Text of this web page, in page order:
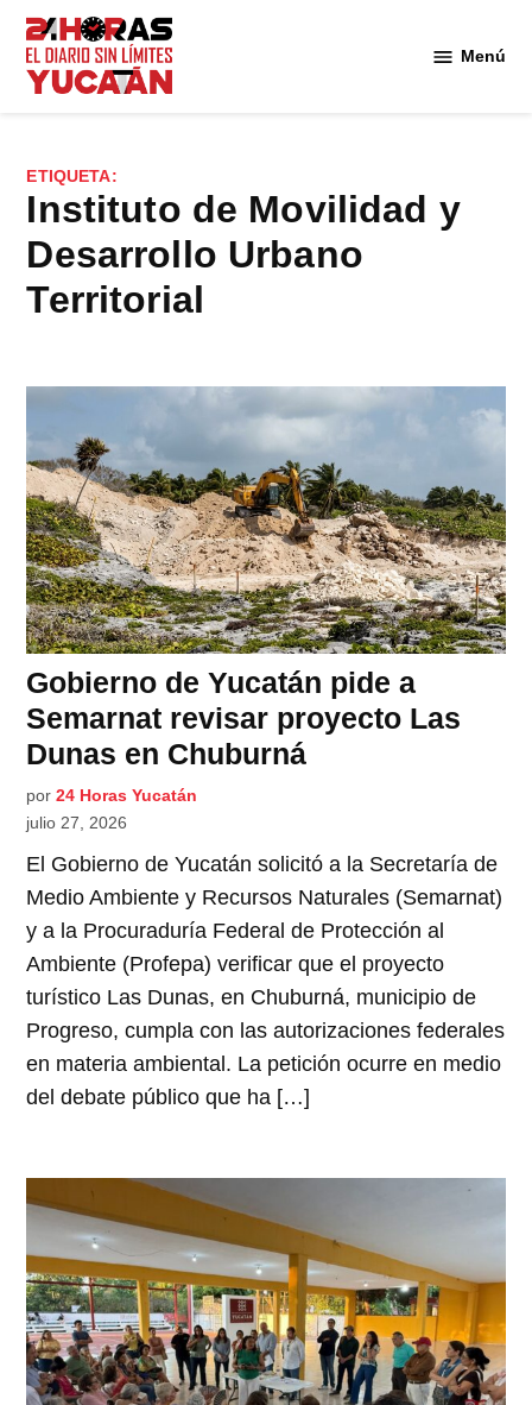
Saltar
contenido
Menú
ETIQUETA:
Instituto de Movilidad y
Desarrollo Urbano
Territorial
Gobierno de Yucatán pide a
Semarnat revisar proyecto Las
Dunas en Chuburná
por 24 Horas Yucatán
julio 27, 2026
El Gobierno de Yucatán solicitó a la Secretaría de
Medio Ambiente y Recursos Naturales (Semarnat)
y a la Procuraduría Federal de Protección al
Ambiente (Profepa) verificar que el proyecto
turístico Las Dunas, en Chuburná, municipio de
Progreso, cumpla con las autorizaciones federales
en materia ambiental. La petición ocurre en medio
del debate público que ha […]